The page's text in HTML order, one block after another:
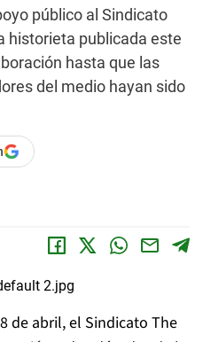
público al Sindicato
historieta publicada este
hasta que las
del medio hayan sido
de abril, el Sindicato The